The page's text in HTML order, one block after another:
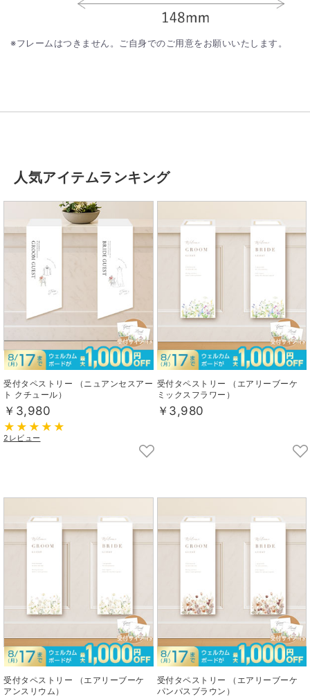
※フレームはつきません。ご自身でのご用意をお願いいたします。
人気アイテムランキング
受付タペストリー （ニュアンセスアー
ト クチュール）
￥3,980
2レビュー
受付タペストリー （エアリーブーケ
ミックスフラワー）
￥3,980
受付タペストリー （エアリーブーケ
アンスリウム）
受付タペストリー （エアリーブーケ
パンパスブラウン）